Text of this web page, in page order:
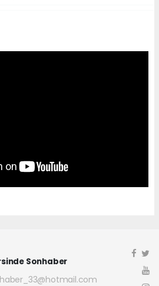
Sonhaber